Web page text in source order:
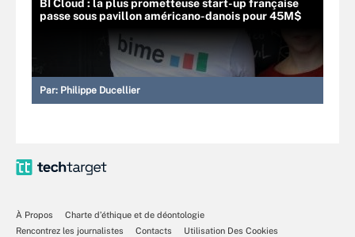
BI Cloud : la plus prometteuse start-up française
passe sous pavillon américano-danois pour 45M$
Par: Philippe Ducellier
À Propos
Charte d’éthique et de déontologie
Rencontrez les journalistes
Contacts
Utilisation Des Cookies